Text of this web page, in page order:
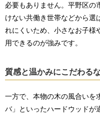
必要もありません。平野区の
けない共働き世帯などから選
れにくいため、小さなお子様
用できるのが強みです。
質感と温かみにこだわる
一方で、本物の木の風合いを
バ」といったハードウッドが